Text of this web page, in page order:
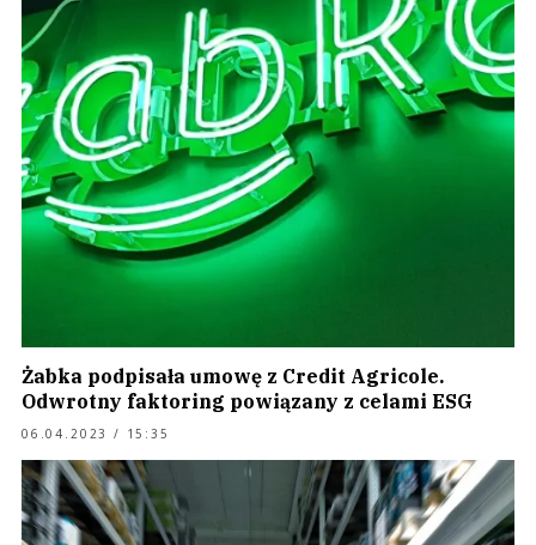
Żabka podpisała umowę z Credit Agricole.
Odwrotny faktoring powiązany z celami ESG
06.04.2023 / 15:35